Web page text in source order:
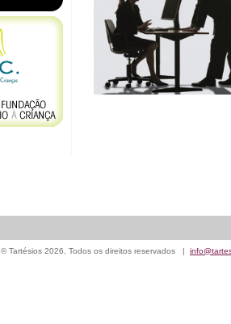
© Tartésios 2026, Todos os direitos reservados |